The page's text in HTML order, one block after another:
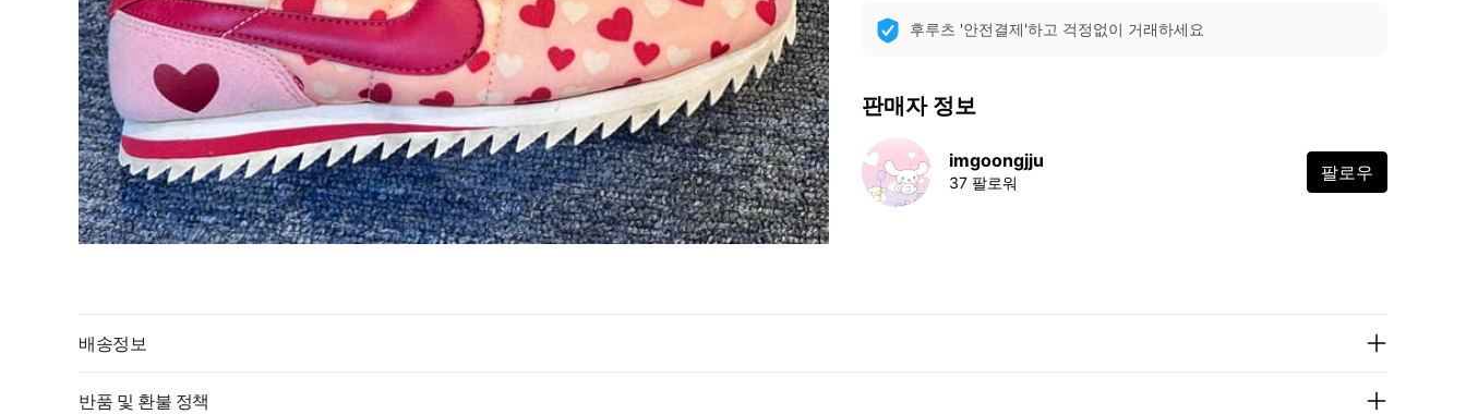
후루츠 '안전결제'하고 걱정없이 거래하세요
판매자 정보
imgoongjju
37 팔로워 팔로우
배송정보
반품 및 환불 정책